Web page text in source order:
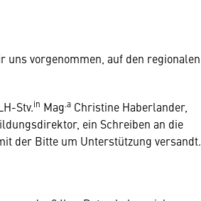
uns vorgenommen, auf den regionalen
Stv.in Mag.a Christine Haberlander,
ein Schreiben an die
der Bitte um Unterstützung versandt.